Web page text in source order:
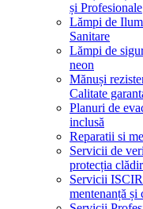
și Profesionale
Lămpi de
Sanitare
Lămpi de
neon
Mănuși
Calitate
Planuri de
inclusă
Reparatii si
Servicii de
protecția
Servicii
mentenanță și